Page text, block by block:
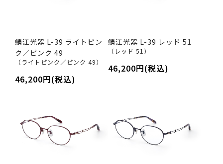
鯖江光器 L-39 ライトピン
ク／ピンク 49
（ライトピンク／ピンク 49）
46,200円(税込)
鯖江光器 L-39 レッド 51
（レッド 51）
46,200円(税込)